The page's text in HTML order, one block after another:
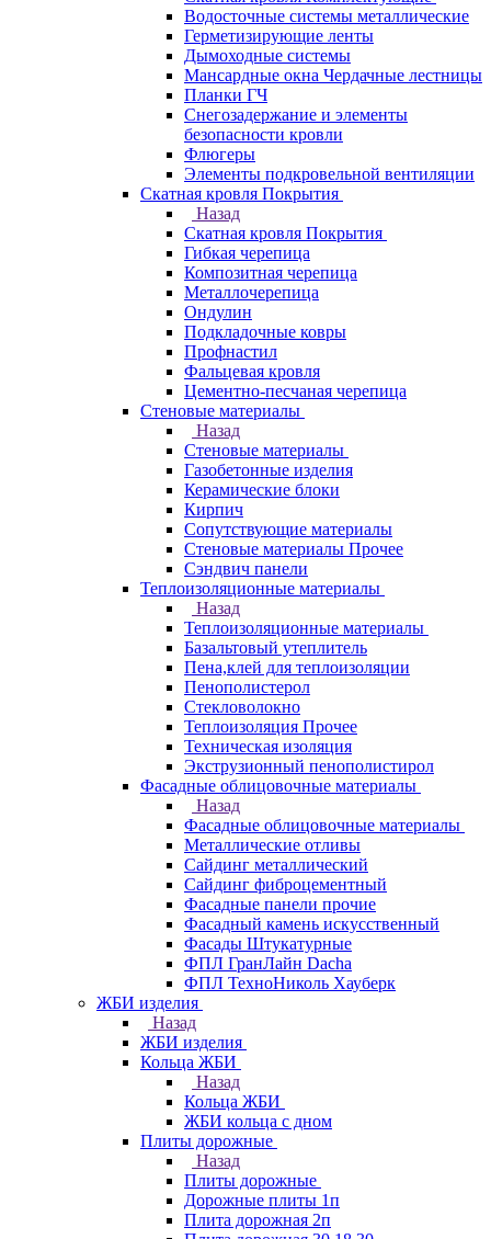
Водосточные системы металлические
Герметизирующие ленты
Дымоходные системы
Мансардные окна Чердачные лестницы
Планки ГЧ
Снегозадержание и элементы
безопасности кровли
Флюгеры
Элементы подкровельной вентиляции
Скатная кровля Покрытия
Назад
Скатная кровля Покрытия
Гибкая черепица
Композитная черепица
Металлочерепица
Ондулин
Подкладочные ковры
Профнастил
Фальцевая кровля
Цементно-песчаная черепица
Стеновые материалы
Назад
Стеновые материалы
Газобетонные изделия
Керамические блоки
Кирпич
Сопутствующие материалы
Стеновые материалы Прочее
Сэндвич панели
Теплоизоляционные материалы
Назад
Теплоизоляционные материалы
Базальтовый утеплитель
Пена,клей для теплоизоляции
Пенополистерол
Стекловолокно
Теплоизоляция Прочее
Техническая изоляция
Экструзионный пенополистирол
Фасадные облицовочные материалы
Назад
Фасадные облицовочные материалы
Металлические отливы
Сайдинг металлический
Сайдинг фиброцементный
Фасадные панели прочие
Фасадный камень искусственный
Фасады Штукатурные
ФПЛ ГранЛайн Dacha
ФПЛ ТехноНиколь Хауберк
ЖБИ изделия
Назад
ЖБИ изделия
Кольца ЖБИ
Назад
Кольца ЖБИ
ЖБИ кольца с дном
Плиты дорожные
Назад
Плиты дорожные
Дорожные плиты 1п
Плита дорожная 2п